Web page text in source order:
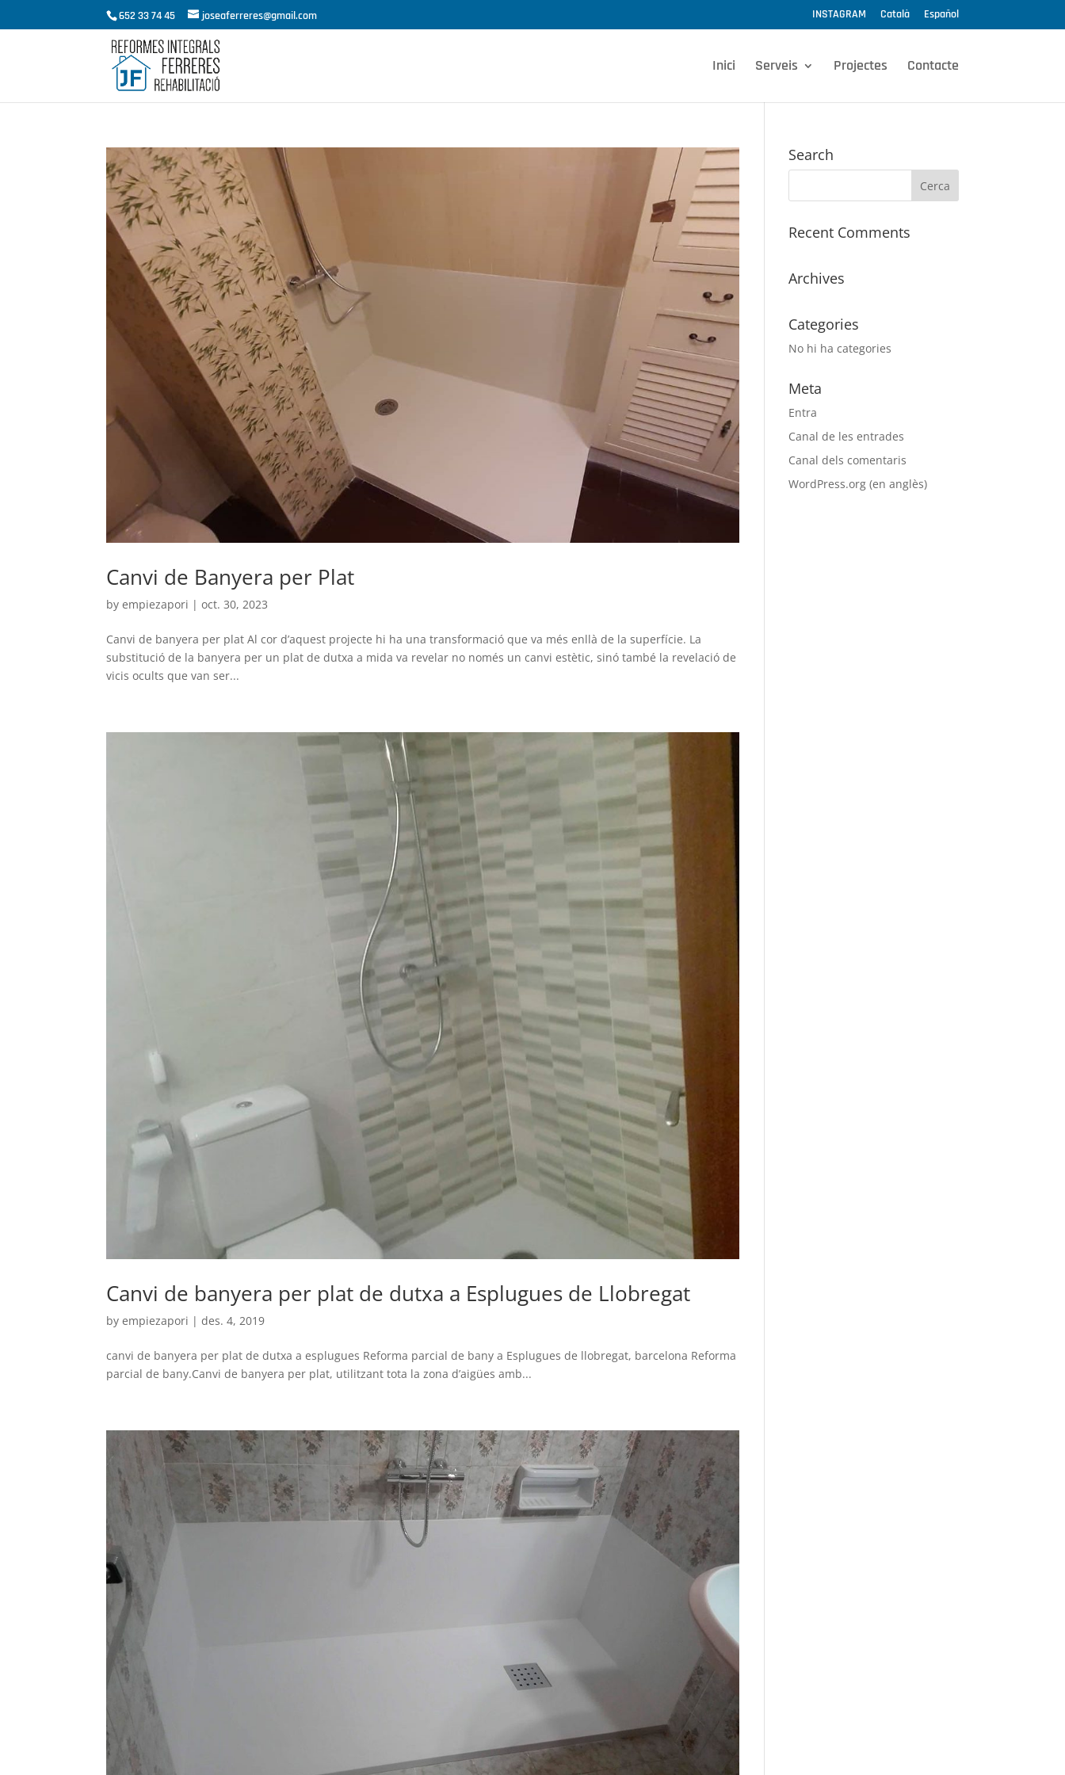
652 33 74 45 joseaferreres@gmail.com INSTAGRAM Català Español
Inici Serveis Projectes Contacte
Canvi de Banyera per Plat
byempiezapori |oct. 30, 2023
Canvi de banyera per plat Al cor d’aquest projecte hi ha una transformació que va més enllà de la superfície. La
substitució de la banyera per un plat de dutxa a mida va revelar no només un canvi estètic, sinó també la revelació de
vicis ocults que van ser...
Canvi de banyera per plat de dutxa a Esplugues de Llobregat
byempiezapori |des. 4, 2019
canvi de banyera per plat de dutxa a esplugues Reforma parcial de bany a Esplugues de llobregat, barcelona Reforma
parcial de bany.Canvi de banyera per plat, utilitzant tota la zona d’aigües amb...
Search
Recent Comments
Archives
Categories
No hi ha categories
Meta
Entra
Canal de les entrades
Canal dels comentaris
WordPress.org (en anglès)